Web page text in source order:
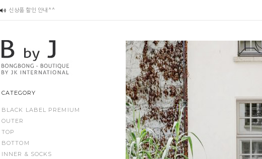
신상품 할인 안내^^
최저가 신고 보상제 안내^^
봉봉부띠끄 사진, 편집물 등 저작권에 관한 안내
주문제작 상품(슈즈 등) 배송전 변경 관련
CATEGORY
BLACK LABEL PREMIUM
OUTER
TOP
BOTTOM
INNER & SOCKS